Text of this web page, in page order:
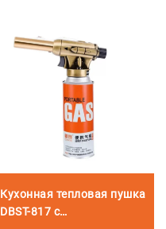
Кухонная тепловая пушка
DBST-817 с